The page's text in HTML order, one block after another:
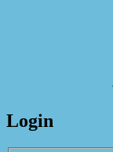
Login